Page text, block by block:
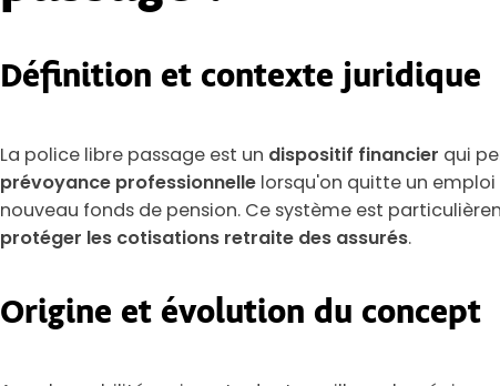
Définition et contexte juridique
La police libre passage est un dispositif financier qui
prévoyance professionnellelorsqu'on quitte un
nouveau fonds de pension. Ce système est
protéger les cotisations retraite des assurés.
Origine et évolution du concept